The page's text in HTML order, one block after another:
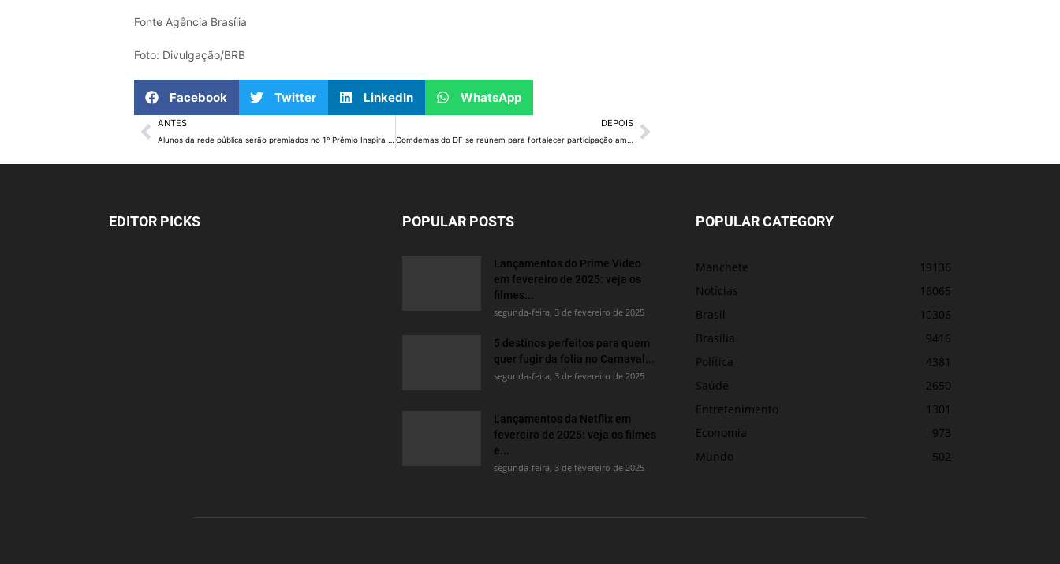
Fonte Agência Brasília
Foto: Divulgação/BRB
Facebook Twitter LinkedIn WhatsApp
ANTES
Alunos da rede pública serão premiados no 1º Prêmio Inspira Brasília
DEPOIS
Comdemas do DF se reúnem para fortalecer participação ambiental nas regiões administrativas
EDITOR PICKS POPULAR POSTS
Lançamentos do Prime Video
em fevereiro de 2025: veja os
filmes...
segunda-feira, 3 de fevereiro de 2025
5 destinos perfeitos para quem
quer fugir da folia no Carnaval...
segunda-feira, 3 de fevereiro de 2025
Lançamentos da Netflix em
fevereiro de 2025: veja os filmes
e...
segunda-feira, 3 de fevereiro de 2025
POPULAR CATEGORY
Manchete
19136
Notícias
16065
Brasil
10306
Brasília
9416
Política
4381
Saúde
2650
Entretenimento
1301
Economia
973
Mundo
502